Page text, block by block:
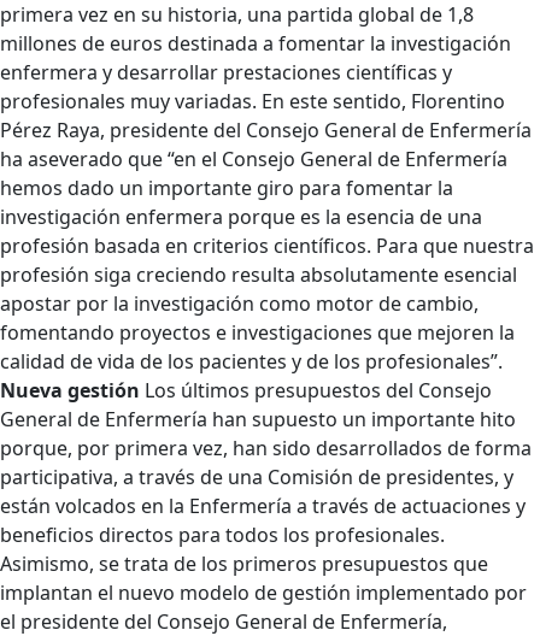
primera vez en su historia, una partida global de 1,8
millones de euros destinada a fomentar la investigación
enfermera y desarrollar prestaciones científicas y
profesionales muy variadas. En este sentido, Florentino
Pérez Raya, presidente del Consejo General de Enfermería
ha aseverado que “en el Consejo General de Enfermería
hemos dado un importante giro para fomentar la
investigación enfermera porque es la esencia de una
profesión basada en criterios científicos. Para que nuestra
profesión siga creciendo resulta absolutamente esencial
apostar por la investigación como motor de cambio,
fomentando proyectos e investigaciones que mejoren la
calidad de vida de los pacientes y de los profesionales”.
Nueva gestión Los últimos presupuestos del Consejo
General de Enfermería han supuesto un importante hito
porque, por primera vez, han sido desarrollados de forma
participativa, a través de una Comisión de presidentes, y
están volcados en la Enfermería a través de actuaciones y
beneficios directos para todos los profesionales.
Asimismo, se trata de los primeros presupuestos que
implantan el nuevo modelo de gestión implementado por
el presidente del Consejo General de Enfermería,